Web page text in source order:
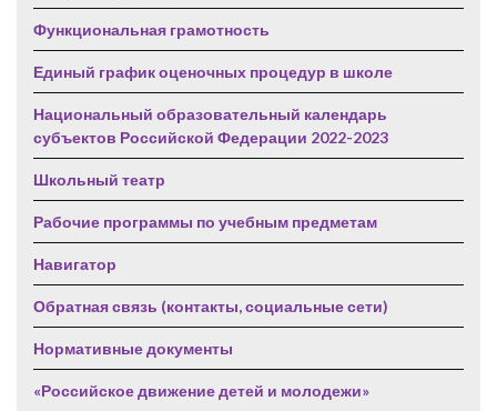
Функциональная грамотность
Единый график оценочных процедур в школе
Национальный образовательный календарь
субъектов Российской Федерации 2022-2023
Школьный театр
Рабочие программы по учебным предметам
Навигатор
Обратная связь (контакты, социальные сети)
Нормативные документы
«Российское движение детей и молодежи»